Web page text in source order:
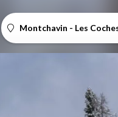
Montchavin - Les